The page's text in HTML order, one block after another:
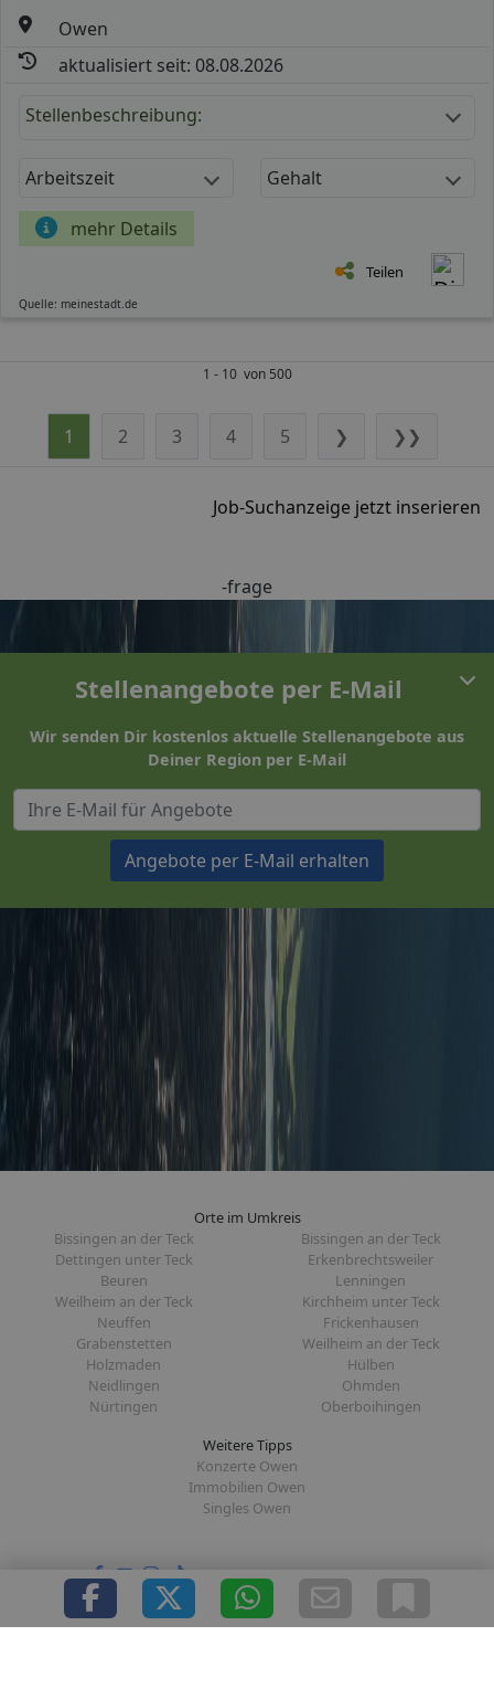
Owen
aktualisiert seit: 08.08.2026
Stellenbeschreibung:
Arbeitszeit Gehalt
mehr Details
Teilen
Quelle: meinestadt.de
1 - 10 von 500
1 2 3 4 5 ❯ ❯❯
Job-Suchanzeige jetzt inserieren
-frage
Stellenangebote per E-Mail
Wir senden Dir kostenlos aktuelle Stellenangebote aus
Deiner Region per E-Mail
Angebote per E-Mail erhalten
Orte im Umkreis
Bissingen an der Teck
Bissingen an der Teck
Dettingen unter Teck
Erkenbrechtsweiler
Beuren
Lenningen
Weilheim an der Teck
Kirchheim unter Teck
Neuffen
Frickenhausen
Grabenstetten
Weilheim an der Teck
Holzmaden
Hülben
Neidlingen
Ohmden
Nürtingen
Oberboihingen
Weitere Tipps
Konzerte Owen
Immobilien Owen
Singles Owen